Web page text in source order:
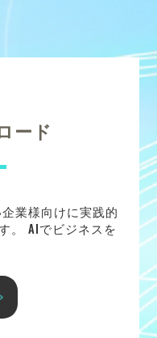
ード
業様向けに実践的
。 AIでビジネスを